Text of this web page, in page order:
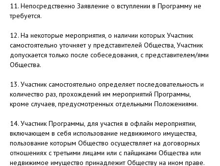
11. Непосредственно Заявление о вступлении в Программу не
требуется.
12. На некоторые мероприятия, о наличии которых Участник
самостоятельно уточняет у представителей Общества, Участник
допускается только после собеседования, с представителем/ями
Общества.
13. Участник самостоятельно определяет последовательность и
количество раз, прохождений им мероприятий Программы,
кроме случаев, предусмотренных отдельными Положениями.
14. Участник Программы, для участия в офлайн мероприятии,
включающем в себя использование недвижимого имущества,
пользование которым Общество осуществляет на договорных
отношениях с третьими лицами или с пайщиками Общества или
недвижимое имущество принадлежит Обществу на ином праве.